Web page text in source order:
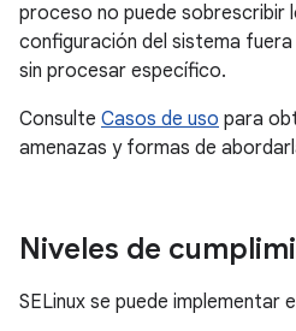
proceso no puede sobrescribir
configuración del sistema
sin procesar específico.
Consulte Casos de uso para
amenazas y formas de
Niveles de
SELinux se puede implementar